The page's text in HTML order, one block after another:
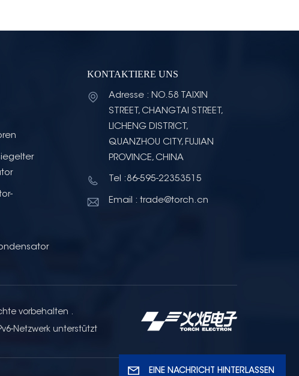
KONTAKTIERE UNS
Adresse : NO.58 TAIXIN
STREET, CHANGTAI STREET,
LICHENG DISTRICT,
QUANZHOU CITY, FUJIAN
PROVINCE, CHINA
Tel :86-595-22353515
Email : trade@torch.cn
vorbehalten .
Netzwerk unterstützt
EINE NACHRICHT HINTERLASSEN